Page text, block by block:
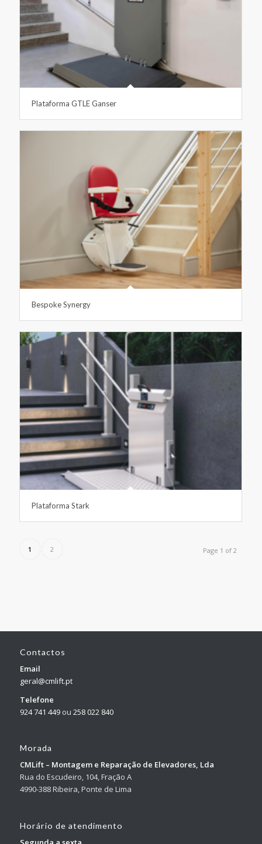
Plataforma GTLE Ganser
Bespoke Synergy
Plataforma Stark
Page 1 of 2
1 2
Contactos
Email
geral@cmlift.pt
Telefone
924 741 449ou 258 022 840
Morada
CMLift – Montagem e Reparação de Elevadores, Lda
Rua do Escudeiro, 104, Fração A
4990-388 Ribeira, Ponte de Lima
Horário de atendimento